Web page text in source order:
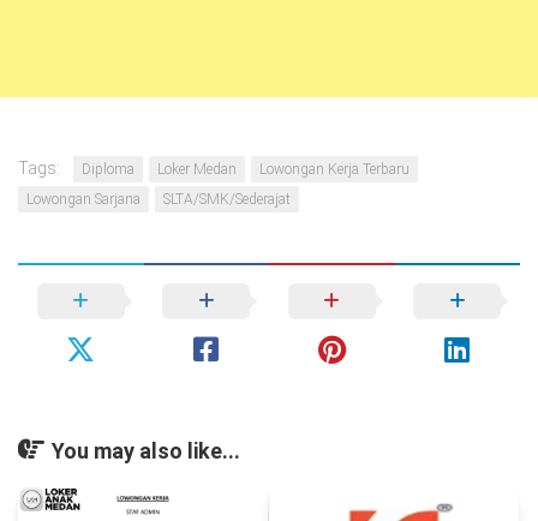
Tags: Diploma Loker Medan
Lowongan Kerja Terbaru
Lowongan Sarjana
SLTA/SMK/Sederajat
You may also like...